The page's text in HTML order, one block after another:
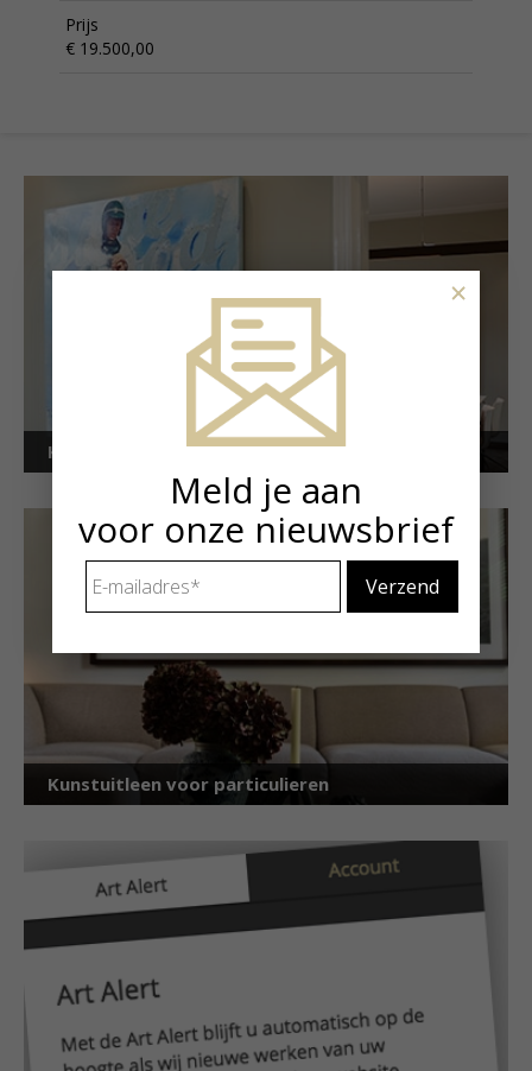
Prijs
€ 19.500,00
Kunstuitleen voor bedrijven
Kunstuitleen voor particulieren
Meld je aan
voor onze nieuwsbrief
mailadres *
×